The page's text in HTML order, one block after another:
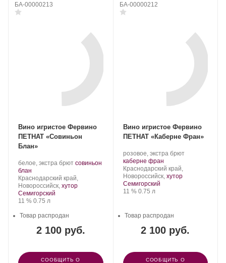
БА-00000213
Вино игристое Фервино
ПЕТНАТ «Совиньон
Блан»
Производитель:
Фервино.
белое, экстра брют .
винограда:
совиньон
блан
Регион:
Краснодарский край,
Новороссийск, хутор
Семигорский
Крепость
11 %. Объем
0.75 л
2 100 руб.
Товар распродан
СООБЩИТЬ О
БА-00000212
Вино игристое Фервино
ПЕТНАТ «Каберне Фран»
Производитель:
Фервино.
розовое, экстра брют.
каберне фран.
Регион:
Краснодарский край,
Новороссийск, хутор
Семигорский
Крепость
11 %. Объем
0.75 л
2 100 руб.
Товар распродан
СООБЩИТЬ О